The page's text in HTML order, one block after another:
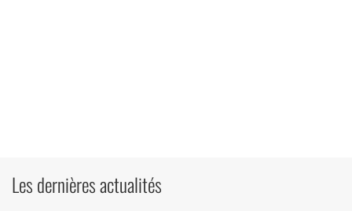
Les dernières actualités